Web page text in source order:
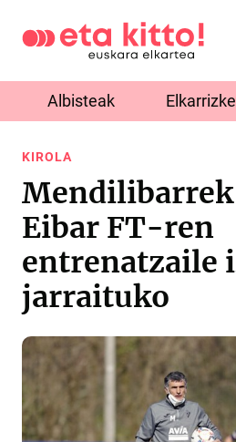
Albisteak
KIROLA
Mendilibarrek
Eibar FT-ren
entrenatzaile
jarraituko